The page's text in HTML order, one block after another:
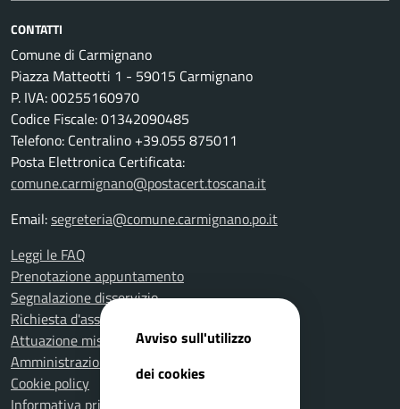
CONTATTI
Comune di Carmignano
Piazza Matteotti 1 - 59015 Carmignano
P. IVA: 00255160970
Codice Fiscale: 01342090485
Telefono: Centralino +39.055 875011
Posta Elettronica Certificata:
comune.carmignano@postacert.toscana.it
Email:segreteria@comune.carmignano.po.it
Leggi le FAQ
Prenotazione appuntamento
Segnalazione disservizio
Richiesta d'assistenza
Attuazione misure PNRR
Amministrazione trasparente
Cookie policy
Informativa privacy
Avviso sull'utilizzo
dei cookies